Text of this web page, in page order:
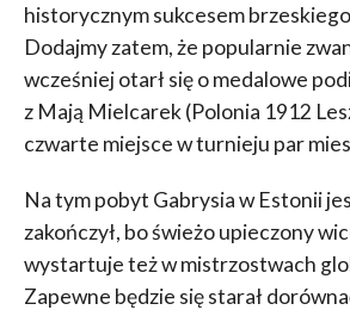
historycznym sukcesem
Dodajmy zatem, że popularnie
wcześniej otarł się o medalowe
z Mają Mielcarek (Polonia 1912
czwarte miejsce w turnieju par
Na tym pobyt Gabrysia w Estonii
zakończył, bo świeżo upieczony
wystartuje też w mistrzostwach
Zapewne będzie się starał